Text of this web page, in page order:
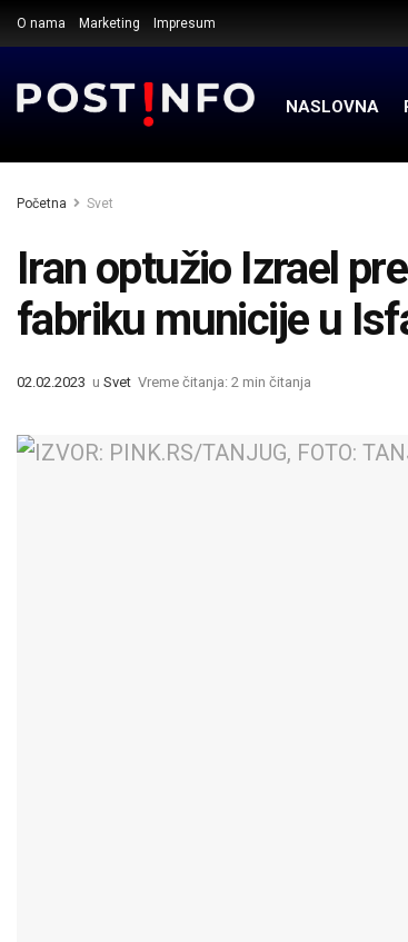
O nama Marketing Impresum
NASLOVNA
Početna Svet
Iran optužio Izrael
fabriku municije u
02.02.2023 u Svet Vreme čitanja: 2 min čitanja